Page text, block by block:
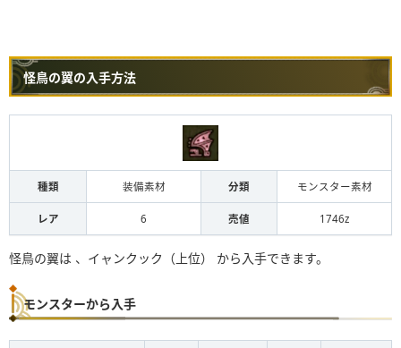
怪鳥の翼の入手方法
種類 装備素材 分類 モンスター素材
レア 6 売値 1746z
怪鳥の翼は 、イャンクック（上位） から入手できます。
モンスターから入手